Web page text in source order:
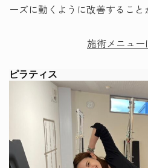
ーズに動くように改善すること
施術メニュー
ピラティス